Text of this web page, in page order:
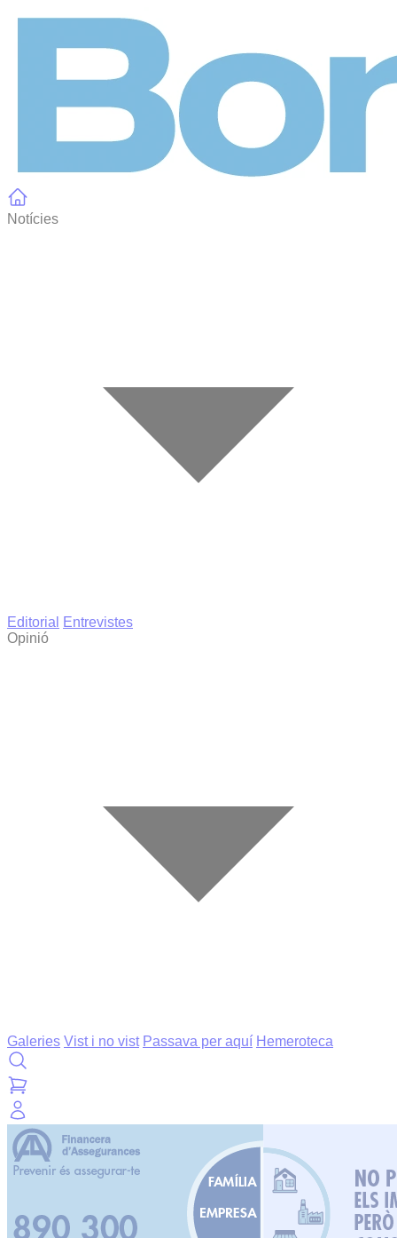
Notícies
Editorial
Entrevistes
Opinió
Galeries Vist i no vist Passava per aquí Hemeroteca